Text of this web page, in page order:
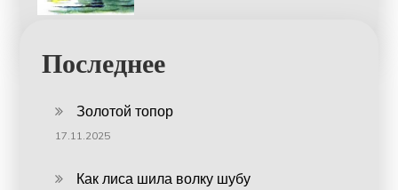
Последнее
Золотой топор
17.11.2025
Как лиса шила волку шубу